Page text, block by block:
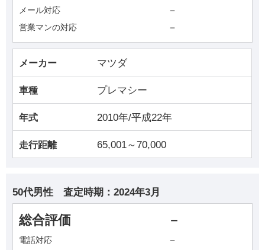
メール対応 －
営業マンの対応 －
メーカー マツダ
車種 プレマシー
年式 2010年/平成22年
走行距離 65,001～70,000
50代男性 査定時期： 2024年3月
総合評価 －
電話対応 －